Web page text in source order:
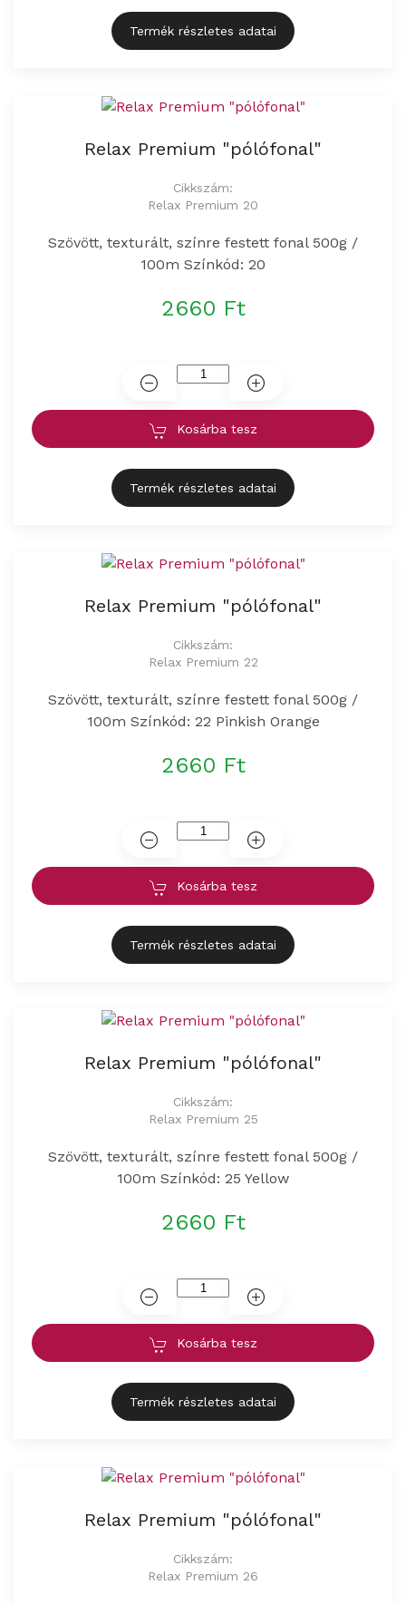
Termék részletes adatai
Relax Premium "pólófonal"
Cikkszám:
Relax Premium 20
Szövött, texturált, színre festett fonal 500g /
100m Színkód: 20
2660 Ft
Kosárba tesz
Termék részletes adatai
Relax Premium "pólófonal"
Cikkszám:
Relax Premium 22
Szövött, texturált, színre festett fonal 500g /
100m Színkód: 22 Pinkish Orange
2660 Ft
Kosárba tesz
Termék részletes adatai
Relax Premium "pólófonal"
Cikkszám:
Relax Premium 25
Szövött, texturált, színre festett fonal 500g /
100m Színkód: 25 Yellow
2660 Ft
Kosárba tesz
Termék részletes adatai
Relax Premium "pólófonal"
Cikkszám:
Relax Premium 26